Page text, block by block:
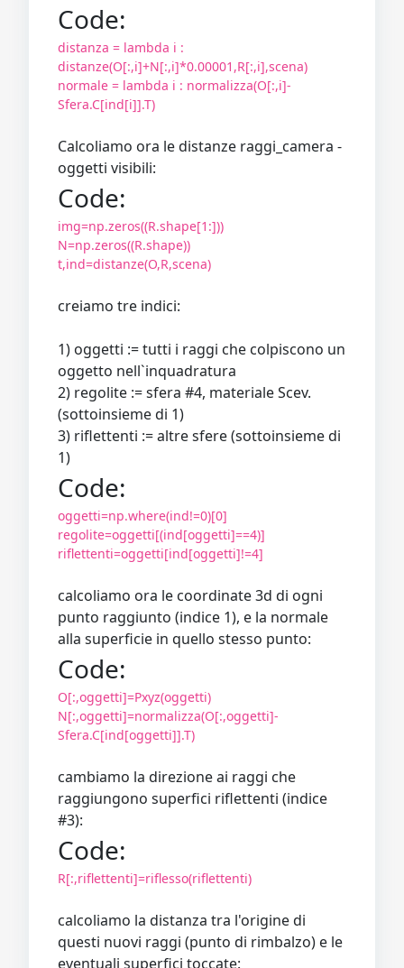
Code:
distanza = lambda i :
distanze(O[:,i]+N[:,i]*0.00001,R[:,i],scena)
normale = lambda i : normalizza(O[:,i]-
Sfera.C[ind[i]].T)
Calcoliamo ora le distanze raggi_camera -
oggetti visibili:
Code:
img=np.zeros((R.shape[1:]))
N=np.zeros((R.shape))
t,ind=distanze(O,R,scena)
creiamo tre indici:
1) oggetti := tutti i raggi che colpiscono un
oggetto nell`inquadratura
2) regolite := sfera #4, materiale Scev.
(sottoinsieme di 1)
3) riflettenti := altre sfere (sottoinsieme di
1)
Code:
oggetti=np.where(ind!=0)[0]
regolite=oggetti[(ind[oggetti]==4)]
riflettenti=oggetti[ind[oggetti]!=4]
calcoliamo ora le coordinate 3d di ogni
punto raggiunto (indice 1), e la normale
alla superficie in quello stesso punto:
Code:
O[:,oggetti]=Pxyz(oggetti)
N[:,oggetti]=normalizza(O[:,oggetti]-
Sfera.C[ind[oggetti]].T)
cambiamo la direzione ai raggi che
raggiungono superfici riflettenti (indice
#3):
Code:
R[:,riflettenti]=riflesso(riflettenti)
calcoliamo la distanza tra l'origine di
questi nuovi raggi (punto di rimbalzo) e le
eventuali superfici toccate: